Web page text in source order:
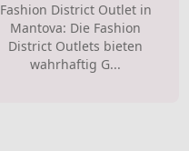
Fashion District Outlet in
Mantova: Die Fashion
District Outlets bieten
wahrhaftig G...